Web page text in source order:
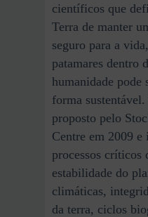
científicos que
Terra de manter
seguro para a
patamares dentro
humanidade pode
forma
proposto pelo
Centre em 2009
processos críticos
estabilidade do
climáticas,
da terra, ciclos